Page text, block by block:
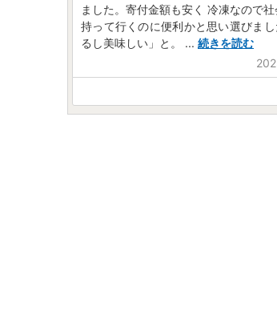
ました。寄付金額も安く 冷凍なので
持って行くのに便利かと思い選びま
るし美味しい」と。
... 続きを読む